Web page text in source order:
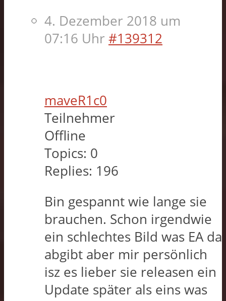
4. Dezember 2018 um
07:16 Uhr #139312
maveR1c0
Teilnehmer
Offline
Topics: 0
Replies: 196
Bin gespannt wie lange sie
brauchen. Schon irgendwie
ein schlechtes Bild was EA da
abgibt aber mir persönlich
isz es lieber sie releasen ein
Update später als eins was